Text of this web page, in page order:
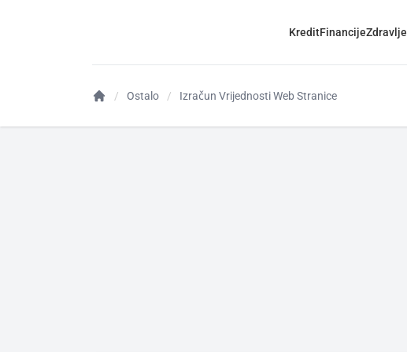
KreditFinancijeZdravlje
Ostalo Izračun Vrijednosti Web Stranice